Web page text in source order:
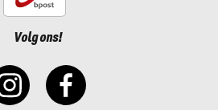
Volg ons!